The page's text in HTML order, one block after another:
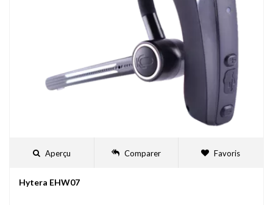
Aperçu Comparer Favoris
Hytera EHW07